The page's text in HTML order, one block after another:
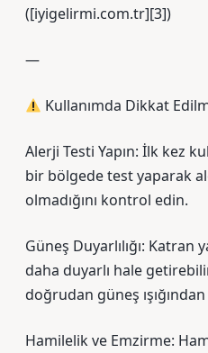
([iyigelirmi.com.tr][3])
—
Kullanımda Dikkat
Alerji Testi Yapın: İlk kez
bir bölgede test yaparak
olmadığını kontrol edin.
Güneş Duyarlılığı: Katran
daha duyarlı hale
doğrudan güneş ışığından
Hamilelik ve Emzirme: